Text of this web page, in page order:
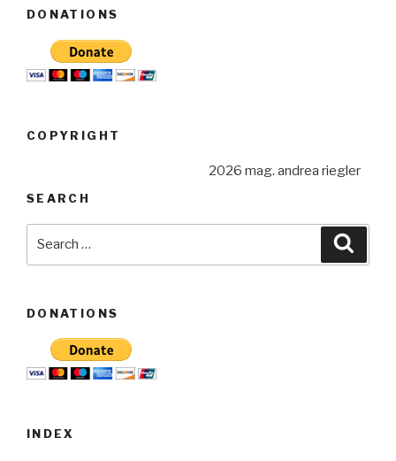
DONATIONS
COPYRIGHT
2026 mag. andrea riegler
SEARCH
DONATIONS
INDEX